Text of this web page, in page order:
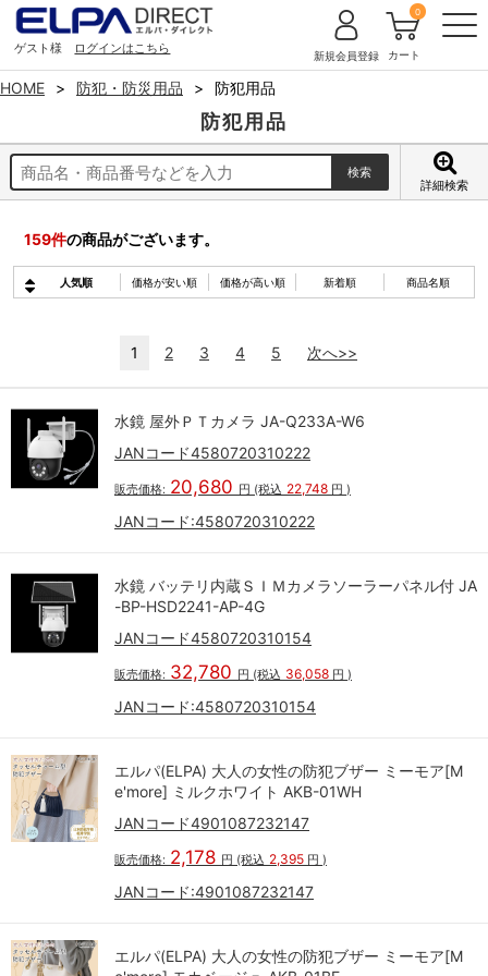
ゲスト様 ログインはこちら 新規会員登録 カート
0
HOME 防犯・防災用品 防犯用品
防犯用品
詳細検索
159件の商品がございます。
人気順 価格が安い順 価格が高い順 新着順 商品名順
1 2 3 4 5 次へ>>
水鏡 屋外ＰＴカメラ JA-Q233A-W6
JANコード4580720310222
販売価格: 20,680 円 (税込 22,748 円 )
JANコード:4580720310222
水鏡 バッテリ内蔵ＳＩＭカメラソーラーパネル付 JA
-BP-HSD2241-AP-4G
JANコード4580720310154
販売価格: 32,780 円 (税込 36,058 円 )
JANコード:4580720310154
エルパ(ELPA) 大人の女性の防犯ブザー ミーモア[M
e'more] ミルクホワイト AKB-01WH
JANコード4901087232147
販売価格: 2,178 円 (税込 2,395 円 )
JANコード:4901087232147
エルパ(ELPA) 大人の女性の防犯ブザー ミーモア[M